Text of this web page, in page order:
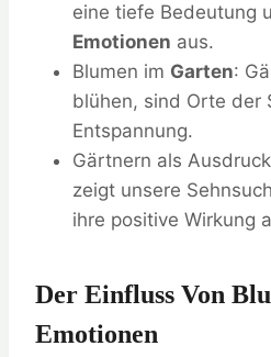
eine tiefe Bedeutung
Emotionen aus.
Blumen im Garten:
blühen, sind Orte der
Entspannung.
Gärtnern als
zeigt unsere
ihre positive Wirkung
Der Einfluss Von
Emotionen